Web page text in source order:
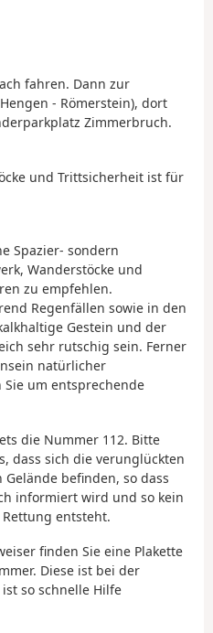
fahren. Dann zur
- Römerstein), dort
Zimmerbruch.
und Trittsicherheit ist für
Spazier- sondern
Wanderstöcke und
zu empfehlen.
Regenfällen sowie in den
Gestein und der
sehr rutschig sein. Ferner
natürlicher
um entsprechende
die Nummer 112. Bitte
dass sich die verunglückten
befinden, so dass
informiert wird und so kein
entsteht.
finden Sie eine Plakette
Diese ist bei der
so schnelle Hilfe